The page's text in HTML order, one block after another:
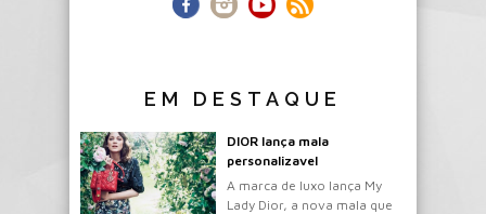
EM DESTAQUE
DIOR lança mala
personalizavel
A marca de luxo lança My
Lady Dior, a nova mala que